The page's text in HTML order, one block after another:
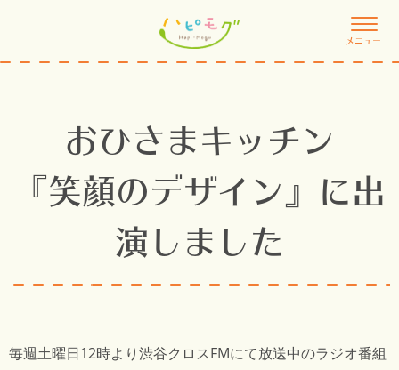
メニュー
おひさまキッチン
『笑顔のデザイン』に出
演しました
毎週土曜日12時より渋谷クロスFMにて放送中のラジオ番組